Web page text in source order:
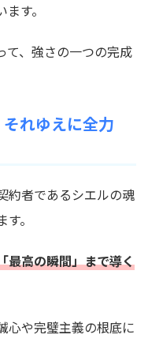
す。
、強さの一つの完成
れゆえに全力
約者であるシエルの魂
。
最高の瞬間」まで導く
心や完璧主義の根底に